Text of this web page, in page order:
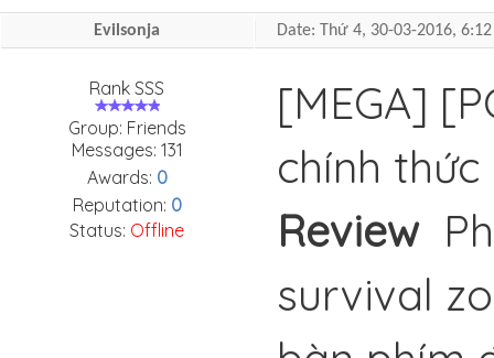
Evilsonja Date: Thứ 4, 30-03-2016,
Rank SSS
Group: Friends
Messages: 131
Awards: 0
Reputation: 0
Status: Offline
[MEGA]
chính
Review
survival